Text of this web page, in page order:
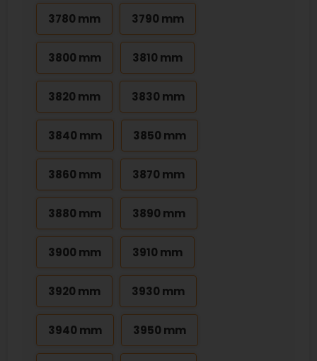
3780 mm 3790 mm
3800 mm 3810 mm
3820 mm 3830 mm
3840 mm 3850 mm
3860 mm 3870 mm
3880 mm 3890 mm
3900 mm 3910 mm
3920 mm 3930 mm
3940 mm 3950 mm